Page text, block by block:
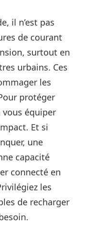
il n’est pas
de courant
surtout en
urbains. Ces
les
protéger
vous équiper
Et si
une
capacité
connecté en
les
de recharger